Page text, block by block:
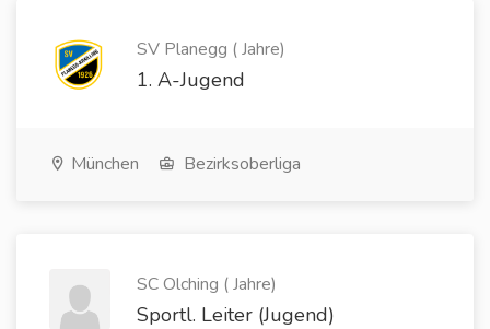
SV Planegg ( Jahre)
1. A-Jugend
München Bezirksoberliga
SC Olching ( Jahre)
Sportl. Leiter (Jugend)